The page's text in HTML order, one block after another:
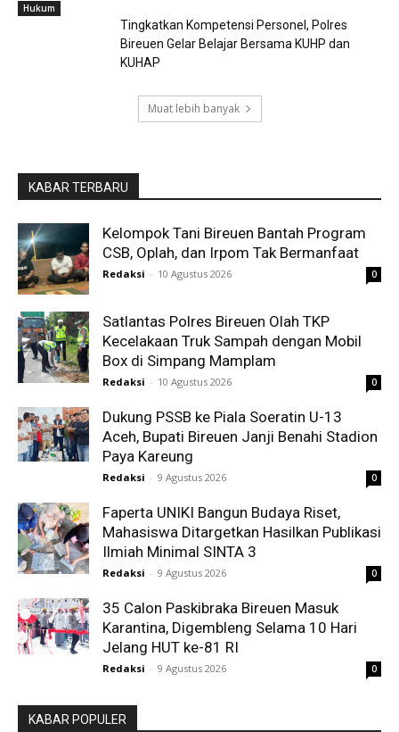
Hukum
Tingkatkan Kompetensi Personel, Polres
Bireuen Gelar Belajar Bersama KUHP dan
KUHAP
Muat lebih banyak
KABAR TERBARU
Kelompok Tani Bireuen Bantah Program
CSB, Oplah, dan Irpom Tak Bermanfaat
Redaksi - 10 Agustus 2026 0
Satlantas Polres Bireuen Olah TKP
Kecelakaan Truk Sampah dengan Mobil
Box di Simpang Mamplam
Redaksi - 10 Agustus 2026 0
Dukung PSSB ke Piala Soeratin U-13
Aceh, Bupati Bireuen Janji Benahi Stadion
Paya Kareung
Redaksi - 9 Agustus 2026 0
Faperta UNIKI Bangun Budaya Riset,
Mahasiswa Ditargetkan Hasilkan Publikasi
Ilmiah Minimal SINTA 3
Redaksi - 9 Agustus 2026 0
35 Calon Paskibraka Bireuen Masuk
Karantina, Digembleng Selama 10 Hari
Jelang HUT ke-81 RI
Redaksi - 9 Agustus 2026 0
KABAR POPULER